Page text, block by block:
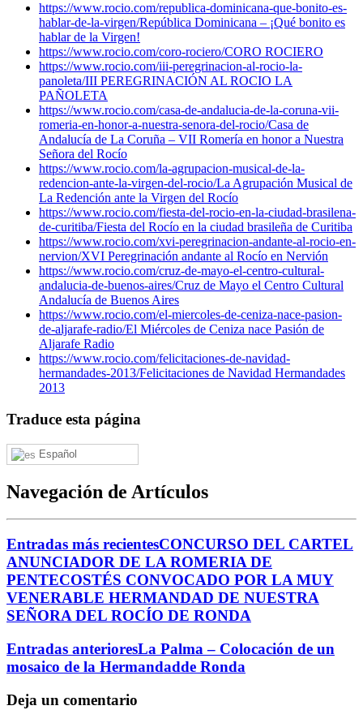
https://www.rocio.com/republica-dominicana-que-bonito-es-
hablar-de-la-virgen/República Dominicana – ¡Qué bonito es
hablar de la Virgen!
https://www.rocio.com/coro-rociero/CORO ROCIERO
https://www.rocio.com/iii-peregrinacion-al-rocio-la-
panoleta/III PEREGRINACIÓN AL ROCIO LA
PAÑOLETA
https://www.rocio.com/casa-de-andalucia-de-la-coruna-vii-
romeria-en-honor-a-nuestra-senora-del-rocio/Casa de
Andalucía de La Coruña – VII Romería en honor a Nuestra
Señora del Rocío
https://www.rocio.com/la-agrupacion-musical-de-la-
redencion-ante-la-virgen-del-rocio/La Agrupación Musical de
La Redención ante la Virgen del Rocío
https://www.rocio.com/fiesta-del-rocio-en-la-ciudad-brasilena-
de-curitiba/Fiesta del Rocío en la ciudad brasileña de Curitiba
https://www.rocio.com/xvi-peregrinacion-andante-al-rocio-en-
nervion/XVI Peregrinación andante al Rocío en Nervión
https://www.rocio.com/cruz-de-mayo-el-centro-cultural-
andalucia-de-buenos-aires/Cruz de Mayo el Centro Cultural
Andalucía de Buenos Aires
https://www.rocio.com/el-miercoles-de-ceniza-nace-pasion-
de-aljarafe-radio/El Miércoles de Ceniza nace Pasión de
Aljarafe Radio
https://www.rocio.com/felicitaciones-de-navidad-
hermandades-2013/Felicitaciones de Navidad Hermandades
2013
Traduce esta página
Español
Navegación de Artículos
Entradas más recientesCONCURSO DEL CARTEL
ANUNCIADOR DE LA ROMERIA DE
PENTECOSTÉS CONVOCADO POR LA MUY
VENERABLE HERMANDAD DE NUESTRA
SEÑORA DEL ROCÍO DE RONDA
Entradas anterioresLa Palma – Colocación de un
mosaico de la Hermandadde Ronda
Deja un comentario